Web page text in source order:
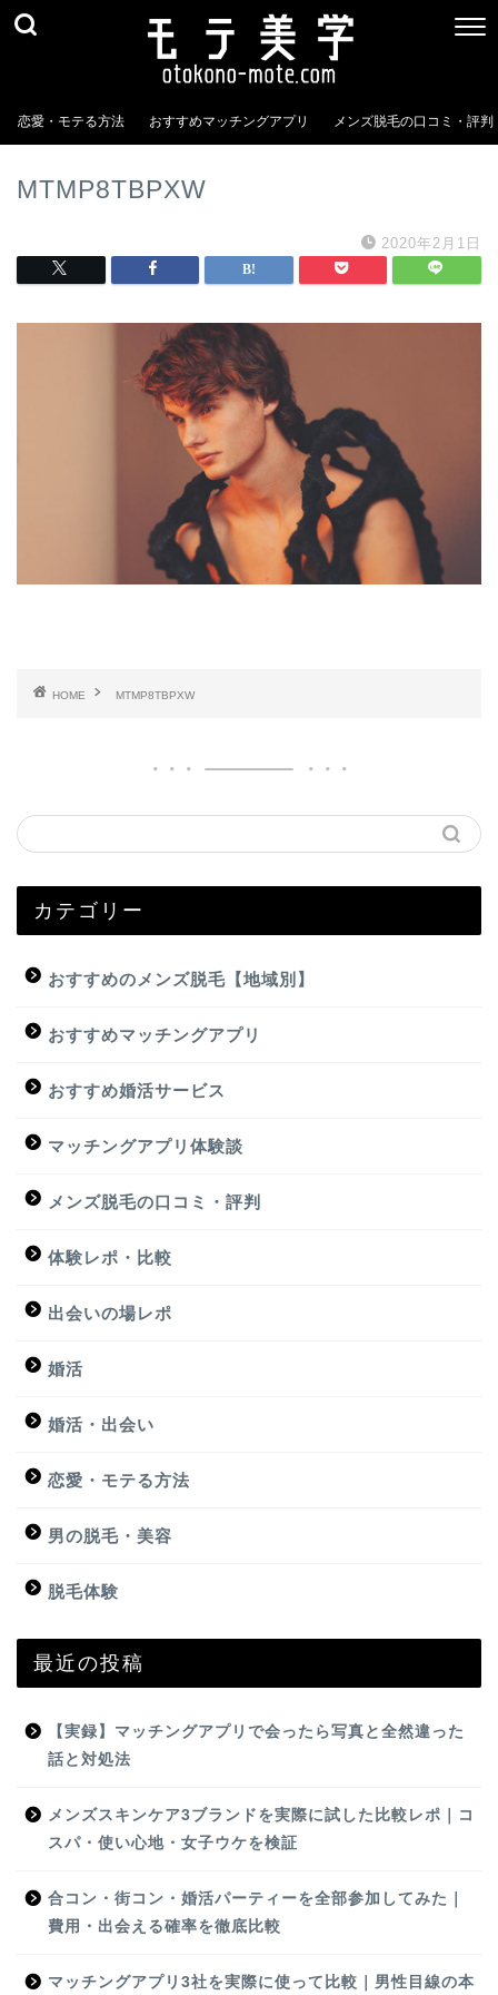
恋愛・モテる方法 おすすめマッチングアプリ メンズ脱毛の口コミ・評判
MTMP8TBPXW
2020年2月1日
HOME MTMP8TBPXW
カテゴリー
おすすめのメンズ脱毛【地域別】
おすすめマッチングアプリ
おすすめ婚活サービス
マッチングアプリ体験談
メンズ脱毛の口コミ・評判
体験レポ・比較
出会いの場レポ
婚活
婚活・出会い
恋愛・モテる方法
男の脱毛・美容
脱毛体験
最近の投稿
【実録】マッチングアプリで会ったら写真と全然違った
話と対処法
メンズスキンケア3ブランドを実際に試した比較レポ｜コ
スパ・使い心地・女子ウケを検証
合コン・街コン・婚活パーティーを全部参加してみた｜
費用・出会える確率を徹底比較
マッチングアプリ3社を実際に使って比較｜男性目線の本